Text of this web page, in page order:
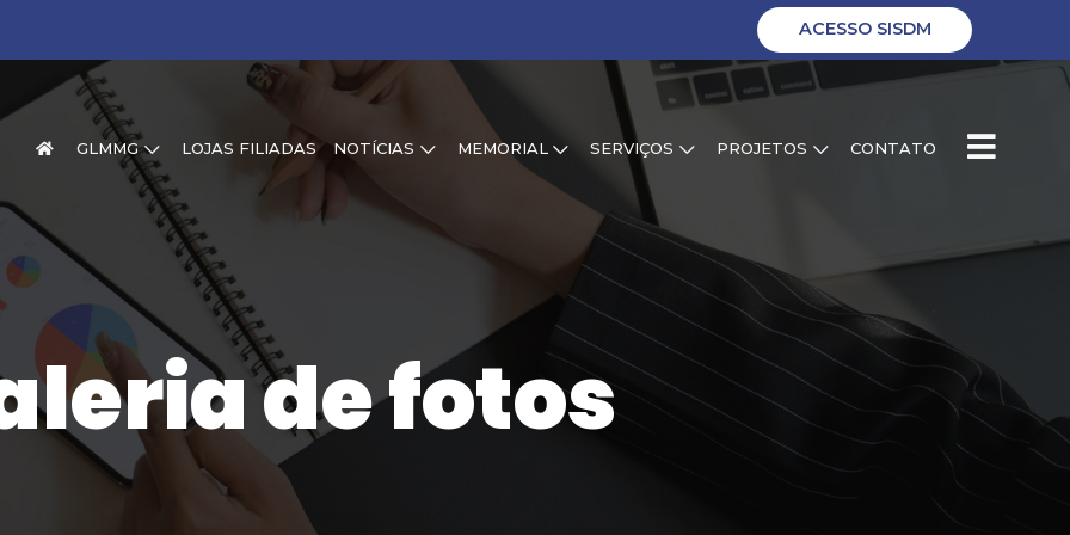
ACESSO SISDM
GLMMG LOJAS FILIADAS NOTÍCIAS MEMORIAL SERVIÇOS PROJETOS CONTATO
de fotos